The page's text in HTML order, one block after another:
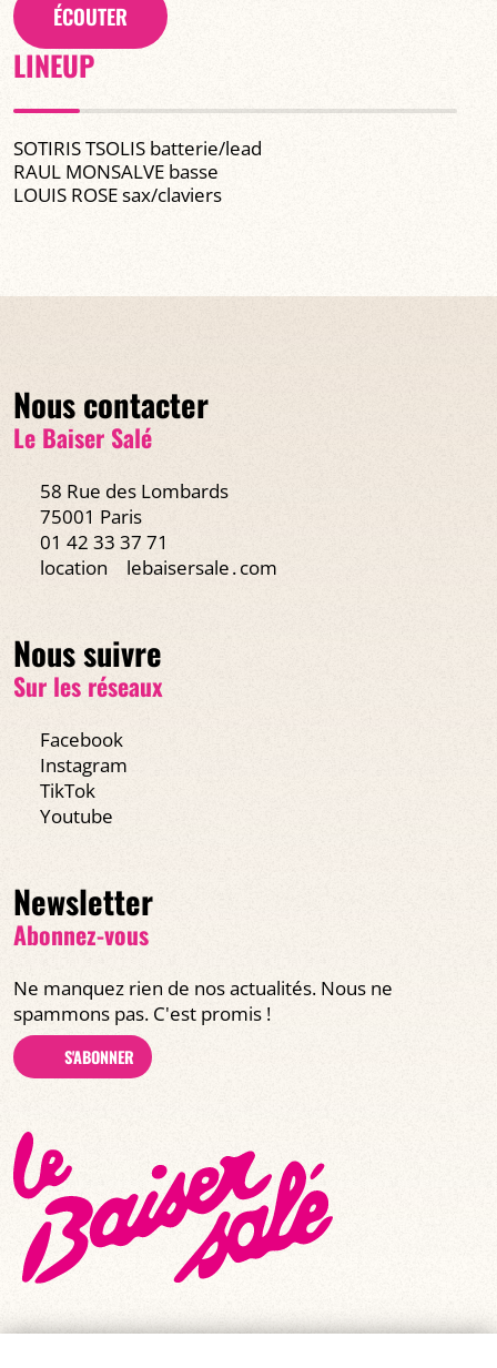
ÉCOUTER
LINEUP
SOTIRIS TSOLIS batterie/lead
RAUL MONSALVE basse
LOUIS ROSE sax/claviers
Nous contacter
Le Baiser Salé
58 Rue des Lombards
75001 Paris
01 42 33 37 71
location
lebaisersale․com
Nous suivre
Sur les réseaux
Facebook
Instagram
TikTok
Youtube
Newsletter
Abonnez-vous
Ne manquez rien de nos actualités. Nous ne
spammons pas. C'est promis !
S'ABONNER